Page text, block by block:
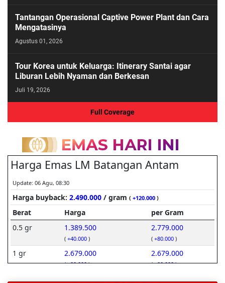
Tantangan Operasional Captive Power Plant dan Cara
Mengatasinya
Agustus 01, 2026
Tour Korea untuk Keluarga: Itinerary Santai agar
Liburan Lebih Nyaman dan Berkesan
Juli 19, 2026
Full Coverage